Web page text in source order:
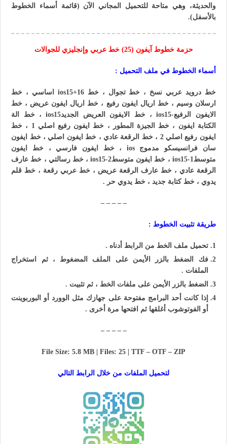
والحديثة، وهي متاحة للتحميل المجاني الآن (قائمة أسماء الخطوط
بالأسفل).
حزمة خطوط آيفون (25) خط عربي وإنجليزي للجوالات
أسماء الخطوط في ملف التحميل :
خط درويد عربي نسخ ، خط تجوال ، خط ios15+16 اساسي ، خط
ارسلان وسيم ، خط اريال
ايفون رفيع ، خط اريال ايفون عريض ، خط
الايفون الرفيع-ios15 ، خط الايفون العريض الجديدios15 ، خط الة
الكتابة ايفون ، خط الجيزة المطور ، ‎خط ايفون رفيع اصلي 1 ، خط
ايفون رفيع اصلي 2 ، خط الرقعة عادي ، خط ايفون اصلي ، خط ايفون
سان فرانسيسكو مدموج ios ، خط ايفون فارسي ، خط ايفون
متوسط1-ios15 ، خط ايفون متوسط2-ios15 ، خط رسالتي ، خط عارف
الرقعة عادي ، خط عارف الرقعة عريض ، خط عربي رقعة ، خط قلم
يدوي ، خط كتابة جديد ، خط يدوي حر .
– – – – –
طريقة تثبيت الخطوط :
تحميل ملف الخط من الرابط أدناه .
فك الضغط بالزر الأيمن على الملف المضغوط ، ثم استخراج
الملفات .
الضغط بالزر الأيمن على ملفات الخط ، ثم تثبيت .
إذا كانت أحد البرامج مفتوحة على جهازك مثل الوورد أو البوربوينت
أو الفوتوشوب أغلقها ثم افتحها مرة أخرى .
– – – – –
File Size: 5.8 MB | Files: 25 | TTF – OTF – ZIP
لتحميل الملفات من خلال الرابط التالي